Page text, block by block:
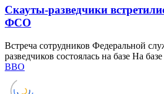
Скауты-разведчики
ФСО
Встреча сотрудников Федеральной
разведчиков состоялась на базе На
ВВО